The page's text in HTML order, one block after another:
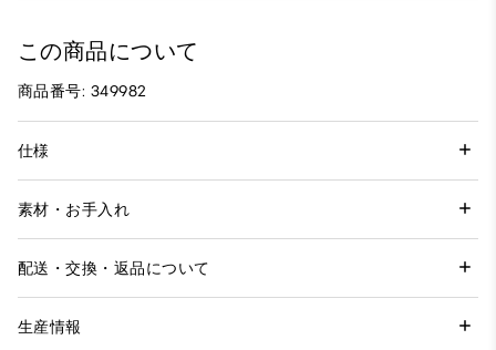
この商品について
商品番号: 349982
仕様
素材・お手入れ
配送・交換・返品について
生産情報